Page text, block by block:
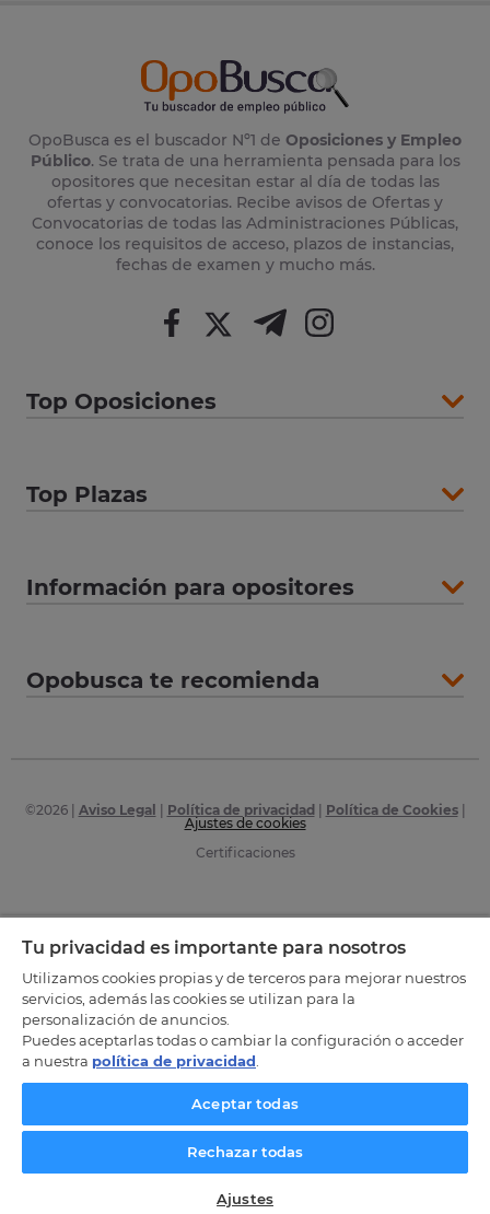
OpoBusca es el buscador Nº1 de Oposiciones y Empleo
Público. Se trata de una herramienta pensada para los
opositores que necesitan estar al día de todas las
ofertas y convocatorias. Recibe avisos de Ofertas y
Convocatorias de todas las Administraciones Públicas,
conoce los requisitos de acceso, plazos de instancias,
fechas de examen y mucho más.
Top Oposiciones
Top Plazas
Información para opositores
Opobusca te recomienda
©2026| Aviso Legal Política de privacidad Política de Cookies|
Ajustes de cookies
Certificaciones
Tu privacidad es importante para nosotros
Utilizamos cookies propias y de terceros para mejorar nuestros
servicios, además las cookies se utilizan para la
personalización de anuncios.
Puedes aceptarlas todas o cambiar la configuración o acceder
a nuestra política de privacidad
Aceptar todas
Rechazar todas
Ajustes